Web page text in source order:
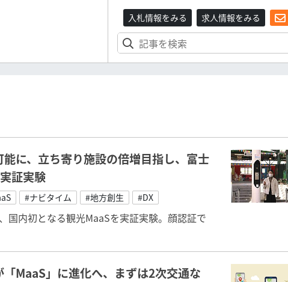
入札情報をみる 求人情報をみる
に、立ち寄り施設の倍増目指し、富士
証実験
#ナビタイム #地方創生 #DX
国内初となる観光MaaSを実証実験。顔認証で
MaaS」に進化へ、まずは2次交通な